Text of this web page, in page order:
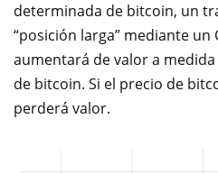
determinada de bitcoin, un
“posición larga” mediante un
aumentará de valor a medida
de bitcoin. Si el precio de
perderá valor.